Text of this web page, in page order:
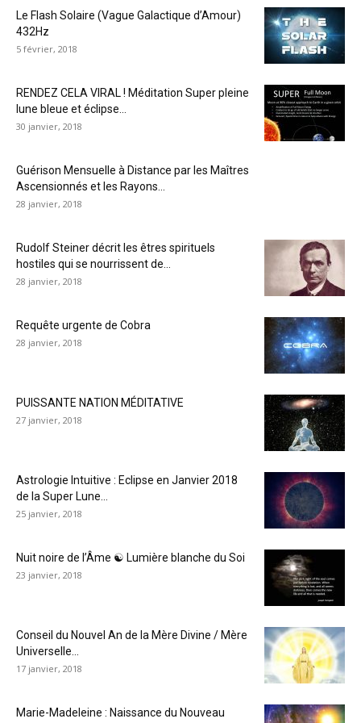
Le Flash Solaire (Vague Galactique d’Amour)
432Hz
5 février, 2018
RENDEZ CELA VIRAL ! Méditation Super pleine
lune bleue et éclipse...
30 janvier, 2018
Guérison Mensuelle à Distance par les Maîtres
Ascensionnés et les Rayons...
28 janvier, 2018
Rudolf Steiner décrit les êtres spirituels
hostiles qui se nourrissent de...
28 janvier, 2018
Requête urgente de Cobra
28 janvier, 2018
PUISSANTE NATION MÉDITATIVE
27 janvier, 2018
Astrologie Intuitive : Eclipse en Janvier 2018
de la Super Lune...
25 janvier, 2018
Nuit noire de l’Âme ☯ Lumière blanche du Soi
23 janvier, 2018
Conseil du Nouvel An de la Mère Divine / Mère
Universelle...
17 janvier, 2018
Marie-Madeleine : Naissance du Nouveau